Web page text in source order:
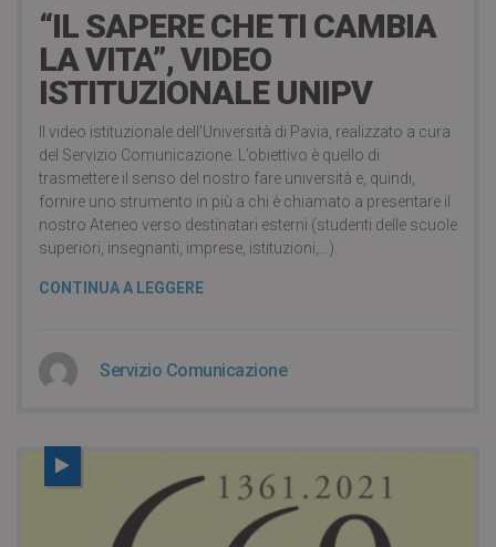
“IL SAPERE CHE TI CAMBIA
LA VITA”, VIDEO
ISTITUZIONALE UNIPV
Il video istituzionale dell’Università di Pavia, realizzato a cura
del Servizio Comunicazione. L’obiettivo è quello di
trasmettere il senso del nostro fare università e, quindi,
fornire uno strumento in più a chi è chiamato a presentare il
nostro Ateneo verso destinatari esterni (studenti delle scuole
superiori, insegnanti, imprese, istituzioni,…).
CONTINUA A LEGGERE
Servizio Comunicazione